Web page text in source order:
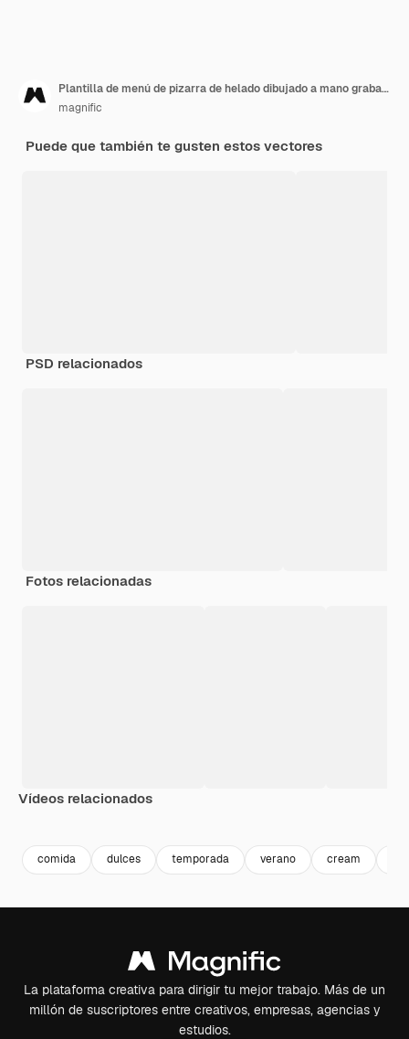
Plantilla de menú de pizarra de helado dibujado a mano grabado
magnific
Puede que también te gusten estos vectores
PSD relacionados
Fotos relacionadas
Vídeos relacionados
comida dulces temporada verano cream
La plataforma creativa para dirigir tu mejor trabajo. Más de un
millón de suscriptores entre creativos, empresas, agencias y
estudios.